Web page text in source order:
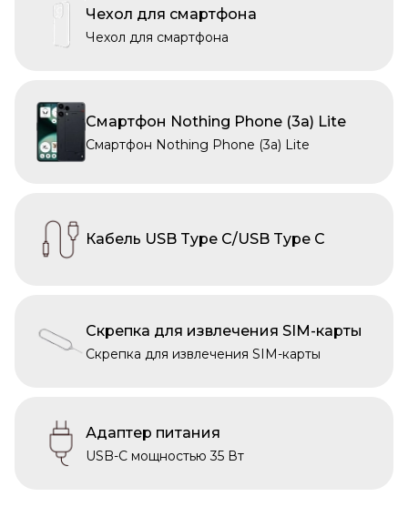
Чехол для смартфона
Чехол для смартфона
Смартфон Nothing Phone (3a) Lite
Смартфон Nothing Phone (3a) Lite
Кабель USB Type C/USB Type C
Скрепка для извлечения SIM-карты
Скрепка для извлечения SIM-карты
Адаптер питания
USB-C мощностью 35 Вт